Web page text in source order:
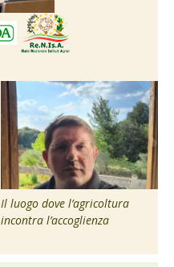
Il luogo dove l’agricoltura
incontra l’accoglienza